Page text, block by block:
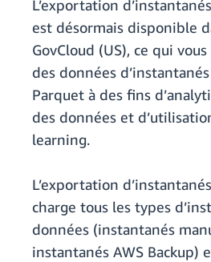
L’exportation d’instantanés
est désormais disponible
GovCloud (US), ce qui
des données
Parquet à des fins
des données et
learning.
L’exportation
charge tous les types
données (instantanés
instantanés AWS Backup)